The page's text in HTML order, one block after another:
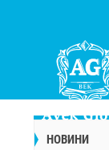
НОВИНИ